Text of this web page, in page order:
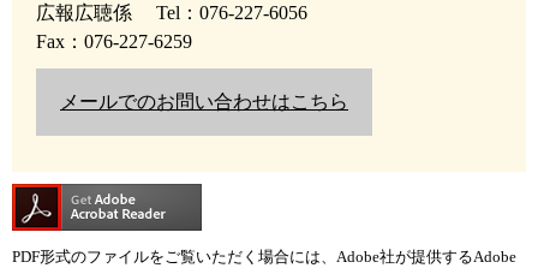
広報広聴係
Tel：076-227-6056
Fax：076-227-6259
メールでのお問い合わせはこちら
PDF形式のファイルをご覧いただく場合には、Adobe社が提供するAdobe